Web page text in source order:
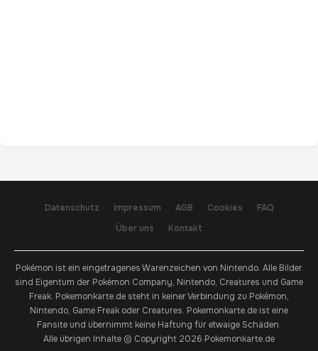
Datenschutz Impressum AGB Cookies
FAQ
Über uns
Kontakt
Pokémon ist ein eingetragenes Warenzeichen von Nintendo. Alle Bilder
sind Eigentum der Pokémon Company, Nintendo, Creatures und Game
Freak. Pokemonkarte.de steht in keiner Verbindung zu Pokémon,
Nintendo, Game Freak oder Creatures. Pokemonkarte.de ist eine
Fansite und übernimmt keine Haftung für etwaige Schäden.
Alle übrigen Inhalte © Copyright 2026 Pokemonkarte.de